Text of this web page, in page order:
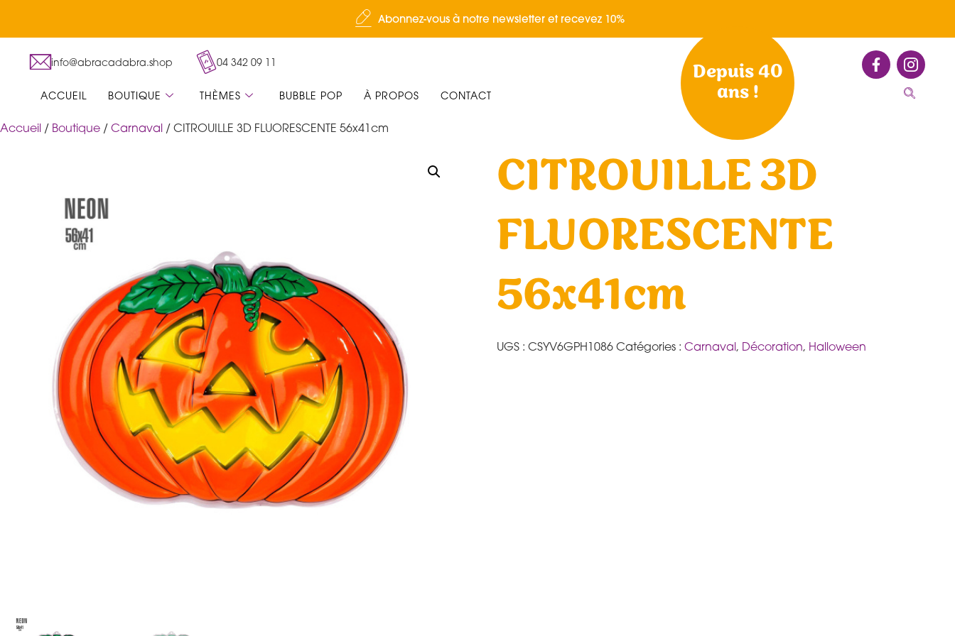
Abonnez-vous à notre newsletter et recevez 10%
info@abracadabra.shop 04 342 09 11
ACCUEIL BOUTIQUE THÈMES BUBBLE POP À PROPOS CONTACT
Depuis 40
ans !
Accueil / Boutique / Carnaval / CITROUILLE 3D FLUORESCENTE 56x41cm
CITROUILLE 3D
FLUORESCENTE
56x41cm
UGS : CSYV6GPH1086 Catégories : Carnaval, Décoration, Halloween